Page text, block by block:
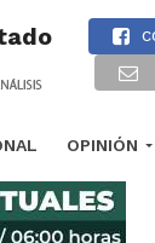
OPINIÓN